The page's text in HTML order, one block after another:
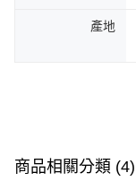
產地
商品相關分類 (4)